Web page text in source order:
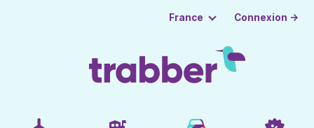
France Connexion →